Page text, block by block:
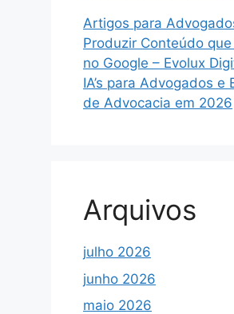
Artigos para
Produzir Conteúdo que
no Google – Evolux
IA’s para Advogados e
de Advocacia em 2026
Arquivos
julho 2026
junho 2026
maio 2026